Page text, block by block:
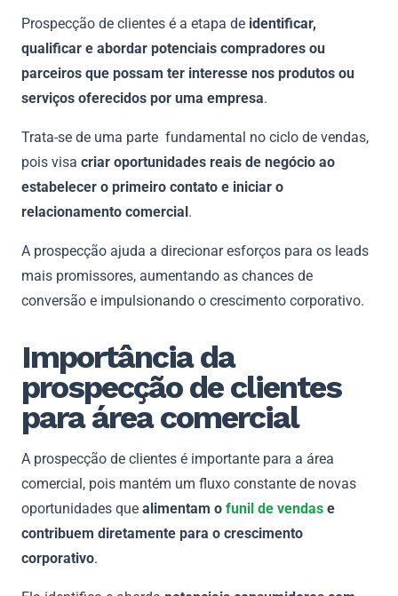
Prospecção de clientes é a etapa de identificar,
qualificar e abordar potenciais compradores ou
parceiros que possam ter interesse nos produtos ou
serviços oferecidos por uma empresa.
Trata-se de uma parte fundamental no ciclo de vendas,
pois visa criar oportunidades reais de negócio ao
estabelecer o primeiro contato e iniciar o
relacionamento comercial.
A prospecção ajuda a direcionar esforços para os leads
mais promissores, aumentando as chances de
conversão e impulsionando o crescimento corporativo.
Importância da
prospecção de clientes
para área comercial
A prospecção de clientes é importante para a área
comercial, pois mantém um fluxo constante de novas
oportunidades que alimentam o funil de vendas e
contribuem diretamente para o crescimento
corporativo.